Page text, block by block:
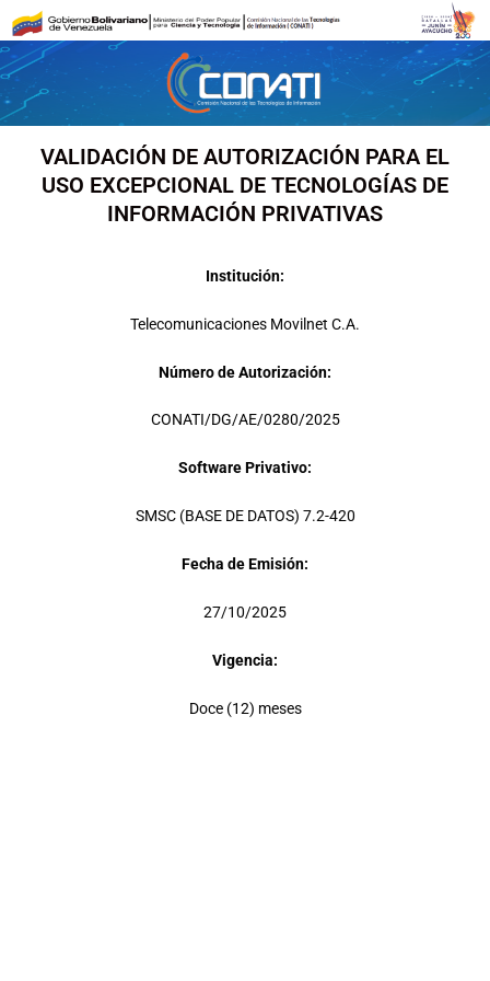
contenido
VALIDACIÓN DE AUTORIZACIÓN PARA EL
USO EXCEPCIONAL DE TECNOLOGÍAS DE
INFORMACIÓN PRIVATIVAS
Institución:
Telecomunicaciones Movilnet C.A.
Número de Autorización:
CONATI/DG/AE/0280/2025
Software Privativo:
SMSC (BASE DE DATOS) 7.2-420
Fecha de Emisión:
27/10/2025
Vigencia:
Doce (12) meses